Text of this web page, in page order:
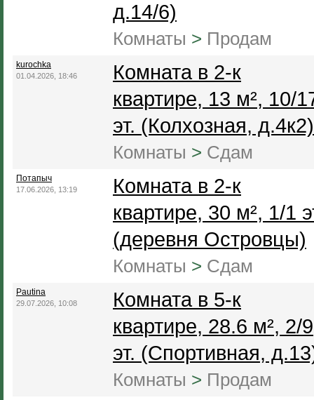
д.14/6)
Комнаты > Продам
kurochka
01.04.2026, 18:46
Комната в 2-к
квартире, 13 м², 10/
эт. (Колхозная, д.4к2)
Комнаты > Сдам
Потапыч
17.06.2026, 13:19
Комната в 2-к
квартире, 30 м², 1/1
(деревня Островцы)
Комнаты > Сдам
Pautina
29.07.2026, 10:08
Комната в 5-к
квартире, 28.6 м², 2/9
эт. (Спортивная,
Комнаты > Продам